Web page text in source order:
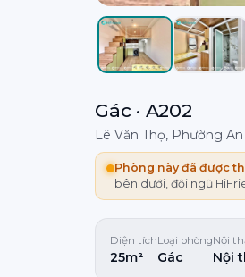
Gác · A202
Lê Văn Thọ, Phường
Phòng này đã được
bên dưới, đội ngũ
Diện tích
25m²
Loại phòng
Gác
Nội
Nội